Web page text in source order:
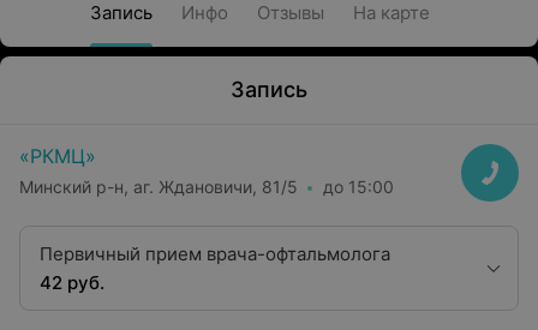
Запись Инфо Отзывы На карте
Запись
«РКМЦ»
Минский р-н, аг. Ждановичи, 81/5 до 15:00
Первичный прием врача-офтальмолога
42 руб.